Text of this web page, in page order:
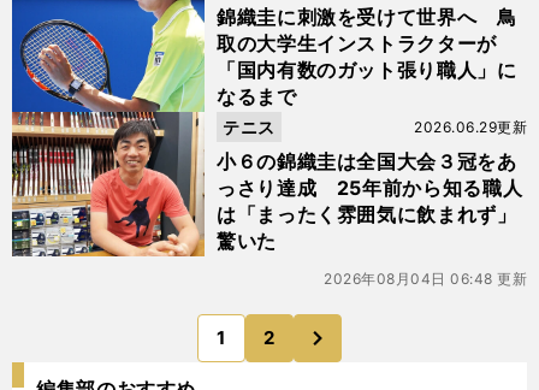
錦織圭に刺激を受けて世界へ 鳥
取の大学生インストラクターが
「国内有数のガット張り職人」に
なるまで
小６の錦織圭は全国大会３冠をあ
っさり達成 25年前から知る職人
は「まったく雰囲気に飲まれず」
驚いた
2026.06.29更新
テニス
2026年08月04日 06:48 更新
1 2